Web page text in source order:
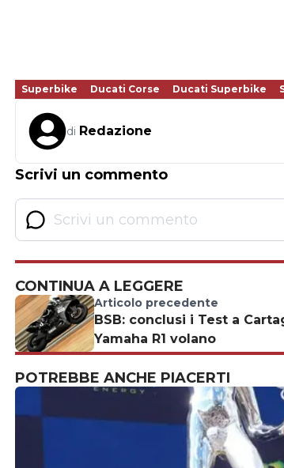
Superbike Ducati Corse Ducati Superbike
di Redazione
Scrivi un commento
CONTINUA A LEGGERE
Articolo precedente
BSB: conclusi i Test a
Yamaha R1 volano
POTREBBE ANCHE PIACERTI